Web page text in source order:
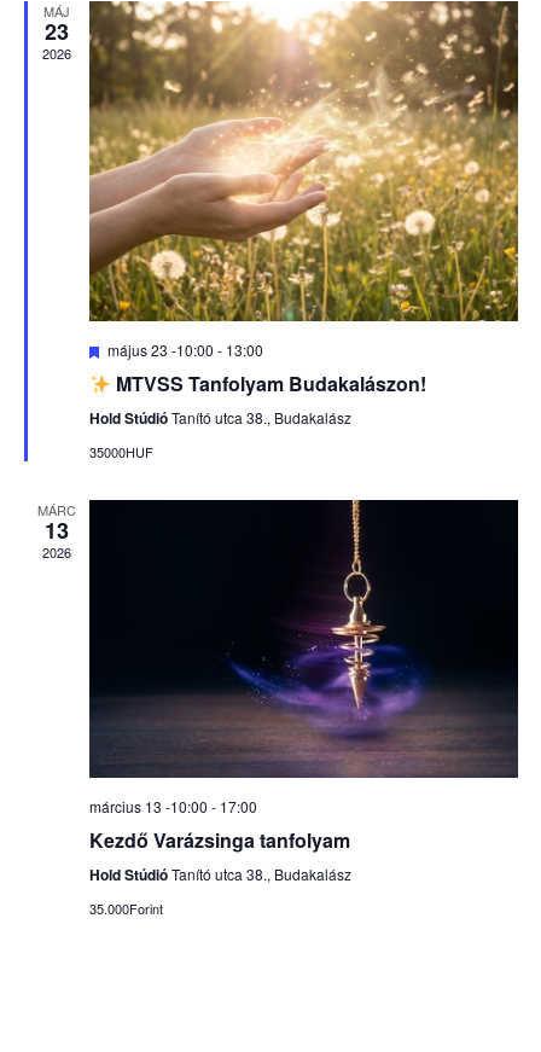
MÁJ
23
2026
Kiemelt
május 23 -10:00 - 13:00
MTVSS Tanfolyam Budakalászon!
Hold StúdióTanító utca 38., Budakalász
35000HUF
MÁRC
13
2026
március 13 -10:00 - 17:00
Kezdő Varázsinga tanfolyam
Hold StúdióTanító utca 38., Budakalász
35.000Forint